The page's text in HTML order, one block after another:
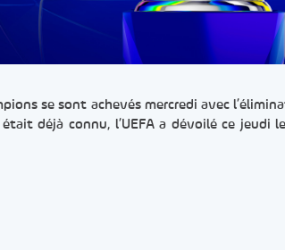
se sont achevés mercredi avec
déjà connu, l’UEFA a dévoilé ce jeudi